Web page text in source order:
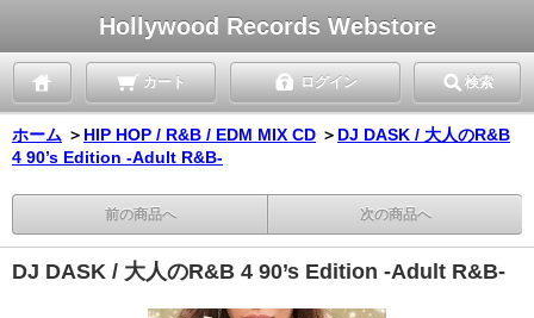
Hollywood Records Webstore
カート ログイン 検索
ホーム ＞ HIP HOP / R&B / EDM MIX CD ＞ DJ DASK / 大人のR&B
4 90’s Edition -Adult R&B-
前の商品へ 次の商品へ
DJ DASK / 大人のR&B 4 90’s Edition -Adult R&B-